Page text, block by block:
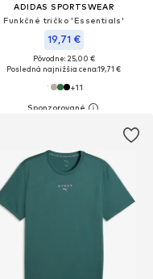
ADIDAS SPORTSWEAR
Funkčné tričko 'Essentials'
19,71 €
Pôvodne: 25,00 €
Posledná najnižšia cena:19,71 €
+11